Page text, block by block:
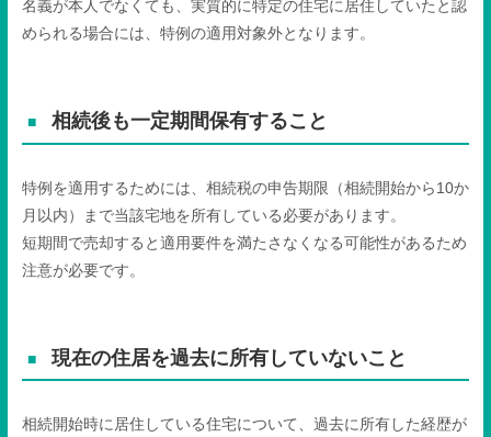
名義が本人でなくても、実質的に特定の住宅に居住していたと認
められる場合には、特例の適用対象外となります。
相続後も一定期間保有すること
特例を適用するためには、相続税の申告期限（相続開始から10か
月以内）まで当該宅地を所有している必要があります。
短期間で売却すると適用要件を満たさなくなる可能性があるため
注意が必要です。
現在の住居を過去に所有していないこと
相続開始時に居住している住宅について、過去に所有した経歴が